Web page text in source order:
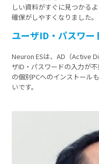
しい資料がすぐに見つかる
確保がしやすくなりました。
ユーザID・パスワー
Neuron ESは、AD（Active
ザID・パスワードの入力が
の個別PCへのインストール
いです。